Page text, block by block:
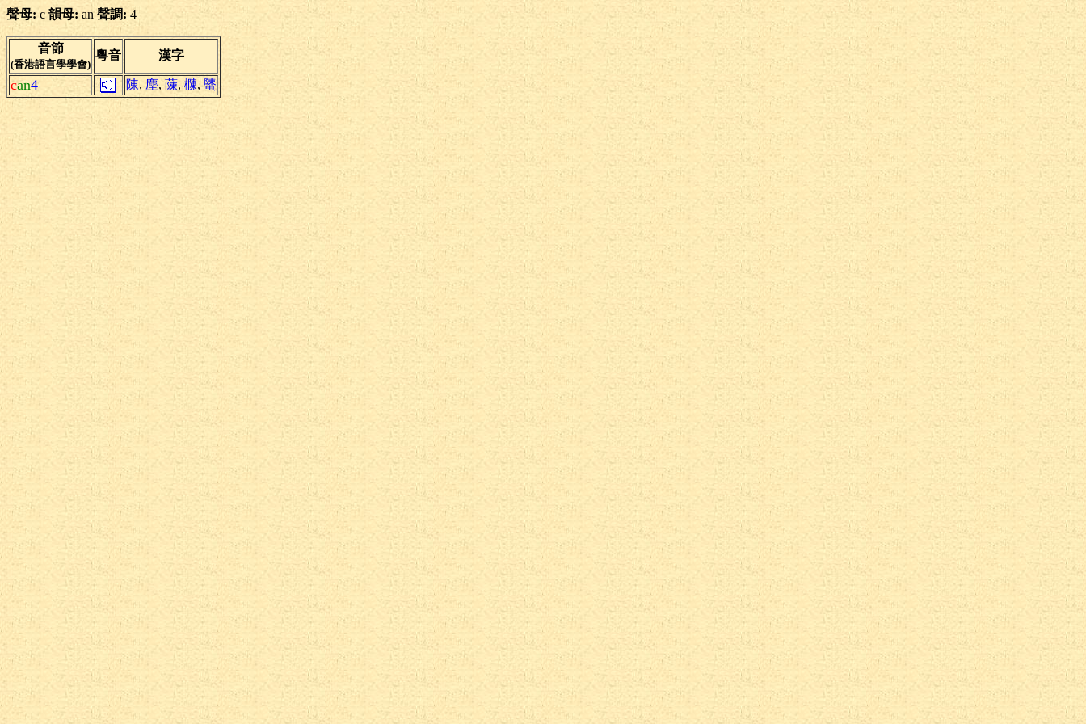
聲母: c 韻母: an聲調: 4
音節
(香港語言學學會)
粵音 漢字
can4 陳, 塵, 蔯,樄,螴